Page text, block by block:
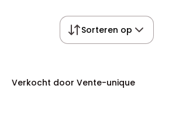
Sorteren op
Verkocht door Vente-unique